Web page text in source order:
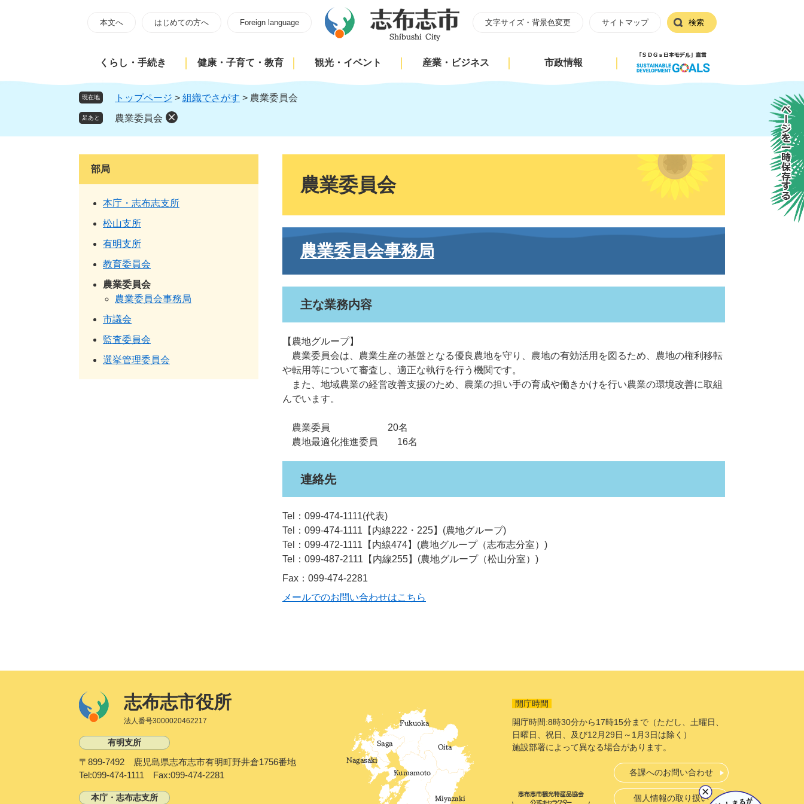
頭
飛
本
本文へ はじめての方へ Foreign language 文字サイズ・背景色変更 サイトマップ 検索
くらし・手続き 健康・子育て・教育 観光・イベント 産業・ビジネス 市政情報
現在地 トップページ > 組織でさがす > 農業委員会
足あと 農業委員会
農業委員会
農業委員会事務局
主な業務内容
【農地グループ】
農業委員会は、農業生産の基盤となる優良農地を守り、農地の有効活用を図るため、農地の権利移転
や転用等について審査し、適正な執行を行う機関です。
また、地域農業の経営改善支援のため、農業の担い手の育成や働きかけを行い農業の環境改善に取組
んでいます。
農業委員 20名
農地最適化推進委員 16名
連絡先
Tel：099-474-1111 代表
Tel：099-474-1111【内線222・225】
農地グループ
Tel：099-472-1111【内線474】
農地グループ（志布志分室）
Tel：099-487-2111【内線255】
農地グループ（松山分室）
Fax：099-474-2281
メールでのお問い合わせはこちら
部局
本庁・志布志支所
松山支所
有明支所
教育委員会
農業委員会
農業委員会事務局
市議会
監査委員会
選挙管理委員会
志布志市役所
法人番号3000020462217
有明支所
〒899-7492 鹿児島県志布志市有明町野井倉1756番地
Tel:099-474-1111 Fax:099-474-2281
本庁・志布志支所
開庁時間
開庁時間:8時30分から17時15分まで（ただし、土曜日、
日曜日、祝日、及び12月29日～1月3日は除く）
施設部署によって異なる場合があります。
各課へのお問い合わせ
個人情報の取り扱い
ページを一時保存する